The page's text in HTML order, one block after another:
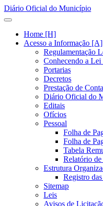
Diário Oficial do Município
Home [H]
Acesso a Informação [A]
Regulamentação
Conhecendo a Lei
Portarias
Decretos
Prestação de
Diário Oficial do
Editais
Ofícios
Pessoal
Folha de
Folha de
Tabela
Relatório
Estrutura
Registro
Sitemap
Leis
Avisos de